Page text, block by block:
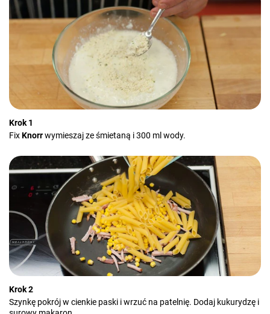
Krok 1
FixKnorrwymieszaj ze śmietaną i 300 ml wody.
Krok 2
Szynkę pokrój w cienkie paski i wrzuć na patelnię. Dodaj kukurydzę i